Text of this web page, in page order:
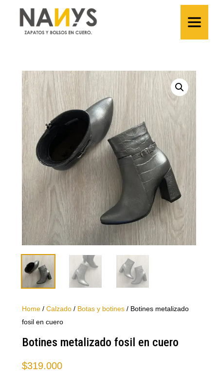
Home/ Calzado/ Botas y botines/ Botines metalizado
fosil en cuero
Botines metalizado fosil en cuero
$319.000